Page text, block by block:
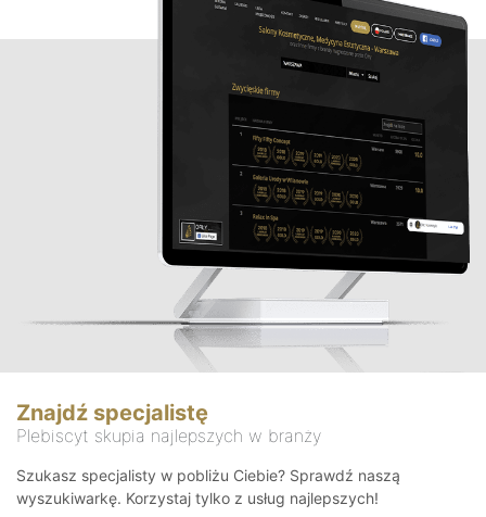
Znajdź specjalistę
Plebiscyt skupia najlepszych w branży
Szukasz specjalisty w pobliżu Ciebie? Sprawdź naszą
wyszukiwarkę. Korzystaj tylko z usług najlepszych!